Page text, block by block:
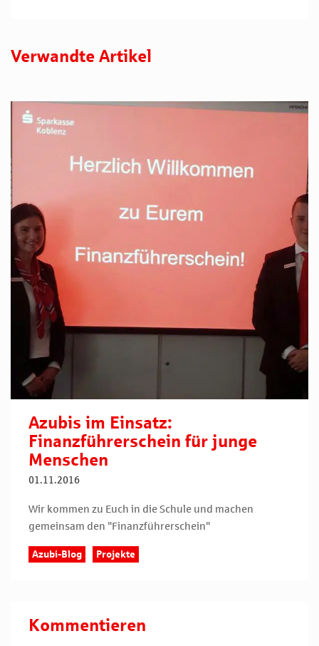
Verwandte Artikel
Azubis im Einsatz:
Finanzführerschein für junge
Menschen
01.11.2016
Wir kommen zu Euch in die Schule und machen
gemeinsam den "Finanzführerschein"
Azubi-Blog Projekte
Kommentieren